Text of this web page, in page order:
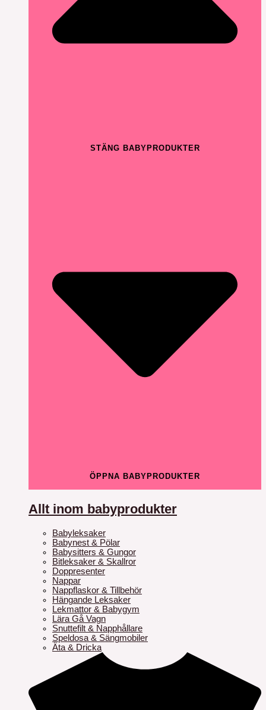
STÄNG BABYPRODUKTER
ÖPPNA BABYPRODUKTER
Allt inom babyprodukter
Babyleksaker
Babynest & Pölar
Babysitters & Gungor
Bitleksaker & Skallror
Doppresenter
Nappar
Nappflaskor & Tillbehör
Hängande Leksaker
Lekmattor & Babygym
Lära Gå Vagn
Snuttefilt & Napphållare
Speldosa & Sängmobiler
Äta & Dricka